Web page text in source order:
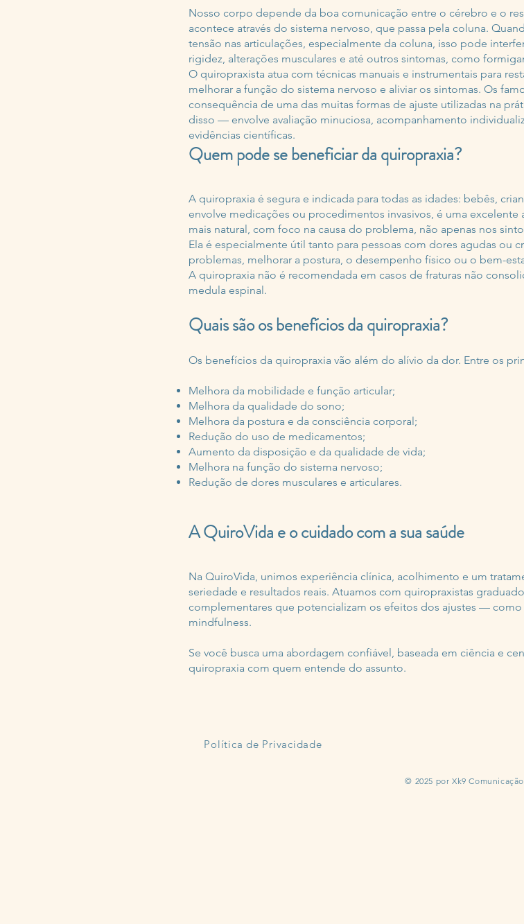
Nosso corpo depende da boa comunicação entre o cérebro e o
acontece através do sistema nervoso, que passa pela coluna.
tensão nas articulações, especialmente da coluna, isso pode
rigidez, alterações musculares e até outros sintomas, como
O quiropraxista atua com técnicas manuais e instrumentais para
melhorar a função do sistema nervoso e aliviar os sintomas. Os
consequência de uma das muitas formas de ajuste utilizadas na
disso — envolve avaliação minuciosa, acompanhamento
evidências científicas.
Quem pode se beneficiar da quiropraxia?
A quiropraxia é segura e indicada para todas as idades: bebês,
envolve medicações ou procedimentos invasivos, é uma
mais natural, com foco na causa do problema, não apenas nos
Ela é especialmente útil tanto para pessoas com dores agudas ou
problemas, melhorar a postura, o desempenho físico ou o bem-
A quiropraxia não é recomendada em casos de fraturas não
medula espinal.
Quais são os benefícios da quiropraxia?
Os benefícios da quiropraxia vão além do alívio da dor. Entre os
Melhora da mobilidade e função articular;
Melhora da qualidade do sono;
Melhora da postura e da consciência corporal;
Redução do uso de medicamentos;
Aumento da disposição e da qualidade de vida;
Melhora na função do sistema nervoso;
Redução de dores musculares e articulares.
A QuiroVida e o cuidado com a sua saúde
Na QuiroVida, unimos experiência clínica, acolhimento e um
seriedade e resultados reais. Atuamos com quiropraxistas
complementares que potencializam os efeitos dos ajustes —
mindfulness.
Se você busca uma abordagem confiável, baseada em ciência e
quiropraxia com quem entende do assunto.
Política de Privacidade
© 2025 por Xk9